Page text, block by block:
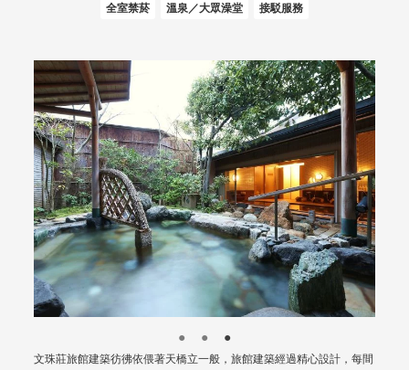
全室禁菸 溫泉／大眾澡堂 接駁服務
文珠莊旅館建築彷彿依偎著天橋立一般，旅館建築經過精心設計，每間